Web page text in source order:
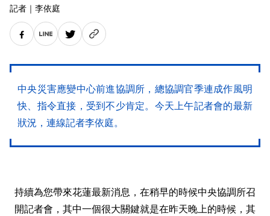
記者 ｜ 李依庭
中央災害應變中心前進協調所，總協調官季連成作風明
快、指令直接，受到不少肯定。今天上午記者會的最新
狀況，連線記者李依庭。
持續為您帶來花蓮最新消息，在稍早的時候中央協調所召
開記者會，其中一個很大關鍵就是在昨天晚上的時候，其